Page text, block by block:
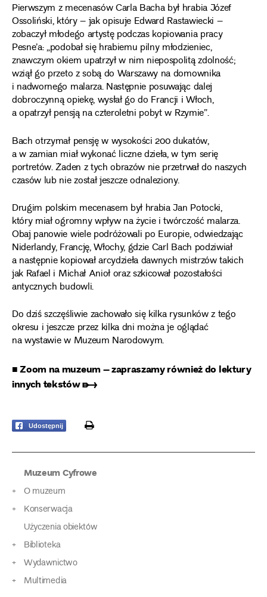
Pierwszym z mecenasów Carla Bacha był hrabia Józef
Ossoliński, który – jak opisuje Edward Rastawiecki –
zobaczył młodego artystę podczas kopiowania pracy
Pesne’a: „podobał się hrabiemu pilny młodzieniec,
znawczym okiem upatrzył w nim niepospolitą zdolność;
wziął go przeto z sobą do Warszawy na domownika
i nadwornego malarza. Następnie posuwając dalej
dobroczynną opiekę, wysłał go do Francji i Włoch,
a opatrzył pensją na czteroletni pobyt w Rzymie”.
Bach otrzymał pensję w wysokości 200 dukatów,
a w zamian miał wykonać liczne dzieła, w tym serię
portretów. Żaden z tych obrazów nie przetrwał do naszych
czasów lub nie został jeszcze odnaleziony.
Drugim polskim mecenasem był hrabia Jan Potocki,
który miał ogromny wpływ na życie i twórczość malarza.
Obaj panowie wiele podróżowali po Europie, odwiedzając
Niderlandy, Francję, Włochy, gdzie Carl Bach podziwiał
a następnie kopiował arcydzieła dawnych mistrzów takich
jak Rafael i Michał Anioł oraz szkicował pozostałości
antycznych budowli.
Do dziś szczęśliwie zachowało się kilka rysunków z tego
okresu i jeszcze przez kilka dni można je oglądać
na wystawie w Muzeum Narodowym.
■ Zoom na muzeum – zapraszamy również do lektury
innych tekstów ➸
Udostępnij print
Muzeum Cyfrowe
O muzeum
Konserwacja
Użyczenia obiektów
Biblioteka
Wydawnictwo
Multimedia